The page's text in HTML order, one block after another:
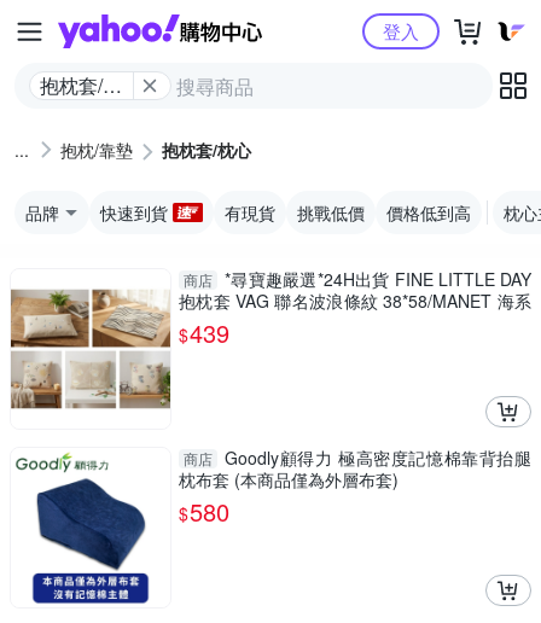
Yahoo購物中心
抱枕套/枕
登入
抱枕/靠墊 抱枕套/枕心
品牌 快速到貨 有現貨 挑戰低價 價格低到高 枕
商店 *尋寶趣嚴選*24H出貨 FINE LITTLE DAY
抱枕套 VAG 聯名波浪條紋 38*58/MANET 海系
列水母刺繡 /小人刺繡 40*60/
$439
商店 Goodly顧得力 極高密度記憶棉靠背抬腿
枕布套 (本商品僅為外層布套)
$580